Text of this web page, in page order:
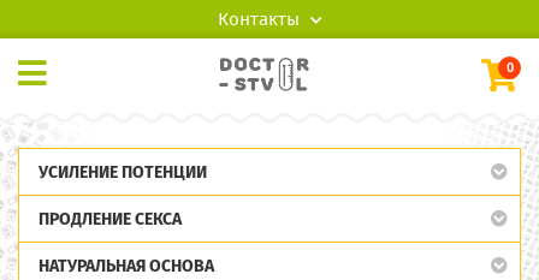
Контакты
0
УСИЛЕНИЕ ПОТЕНЦИИ
ПРОДЛЕНИЕ СЕКСА
НАТУРАЛЬНАЯ ОСНОВА